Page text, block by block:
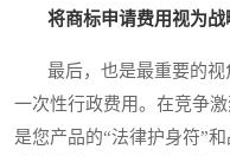
将商标申请费用视为
最后，也是最重要的视
一次性行政费用。在竞争
是您产品的“法律护身符”